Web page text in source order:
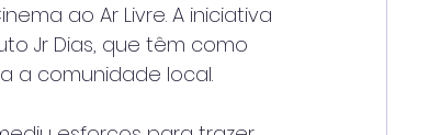
ao Ar Livre. A iniciativa
Jr Dias, que têm como
a comunidade local.